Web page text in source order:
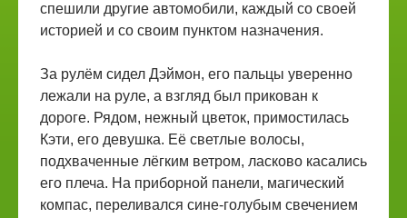
спешили другие автомобили, каждый со своей
историей и со своим пунктом назначения.
За рулём сидел Дэймон, его пальцы уверенно
лежали на руле, а взгляд был прикован к
дороге. Рядом, нежный цветок, примостилась
Кэти, его девушка. Её светлые волосы,
подхваченные лёгким ветром, ласково касались
его плеча. На приборной панели, магический
компас, переливался сине-голубым свечением